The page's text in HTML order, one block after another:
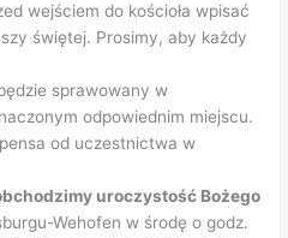
wejściem do kościoła wpisać
świętej. Prosimy, aby każdy
sprawowany w
odpowiednim miejscu.
od uczestnictwa w
uroczystość Bożego
Wehofen w środę o godz.